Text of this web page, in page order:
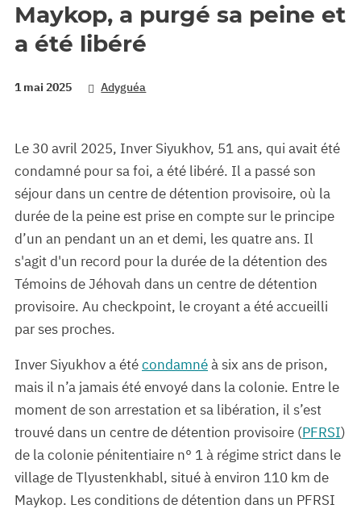
Maykop, a purgé sa peine et
a été libéré
1 mai 2025 Adyguéa
Le 30 avril 2025, Inver Siyukhov, 51 ans, qui avait été
condamné pour sa foi, a été libéré. Il a passé son
séjour dans un centre de détention provisoire, où la
durée de la peine est prise en compte sur le principe
d’un an pendant un an et demi, les quatre ans. Il
s'agit d'un record pour la durée de la détention des
Témoins de Jéhovah dans un centre de détention
provisoire. Au checkpoint, le croyant a été accueilli
par ses proches.
Inver Siyukhov a étécondamnéà six ans de prison,
mais il n’a jamais été envoyé dans la colonie. Entre le
moment de son arrestation et sa libération, il s’est
trouvé dans un centre de détention provisoire (PFRSI)
de la colonie pénitentiaire n° 1 à régime strict dans le
village de Tlyustenkhabl, situé à environ 110 km de
Maykop. Les conditions de détention dans un PFRSI